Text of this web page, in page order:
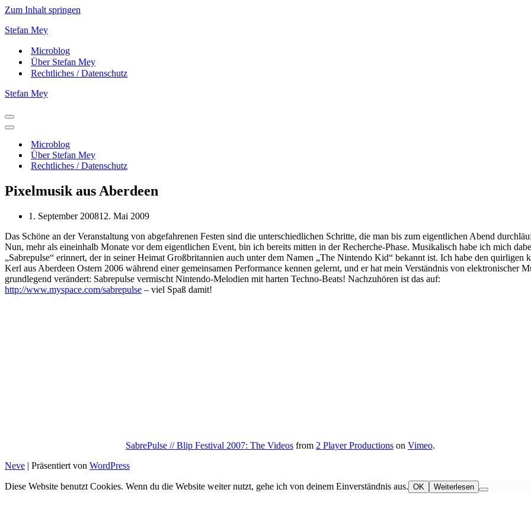
Zum Inhalt springen
Stefan Mey
Microblog
Über Stefan Mey
Rechtliches / Datenschutz
Stefan Mey
Navigationsmenü
Navigationsmenü
Microblog
Über Stefan Mey
Rechtliches / Datenschutz
Pixelmusik aus Aberdeen
1. September 200812. Mai 2009
Das Schöne an der Veranstaltung von abgefahrenen Festen sind die unterschiedlichen Schritte, die man bis zum eigentlichen Abend
Nun, mehr als eineinhalb Monate vor dem eigentlichen Event, bin ich bereits mitten in der Recherche-Phase. Musikalisch habe ich mich
„Sabrepulse“ erinnert, der in seiner Heimat Großbritannien auch unter dem Namen „The Nintendo Kid“ bekannt ist. Ich habe den quirligen
Kerl aus Aberdeen Ostern 2006 während einer gemeinsamen Performance kennen gelernt, und er hat mein Verständnis von elektronischer
grundlegend verändert: Sabrepulse vermischt Nintendo-Melodien mit harten Techno-Beats! Nachzuhören ist das auf:
http://www.myspace.com/sabrepulse – viel Spaß damit!
SabrePulse // Blip Festival 2007: The Videosfrom 2 Player Productionson Vimeo.
Neve | Präsentiert von WordPress
Diese Website benutzt Cookies. Wenn du die Website weiter nutzt, gehe ich von deinem Einverständnis aus. OK Weiterlesen